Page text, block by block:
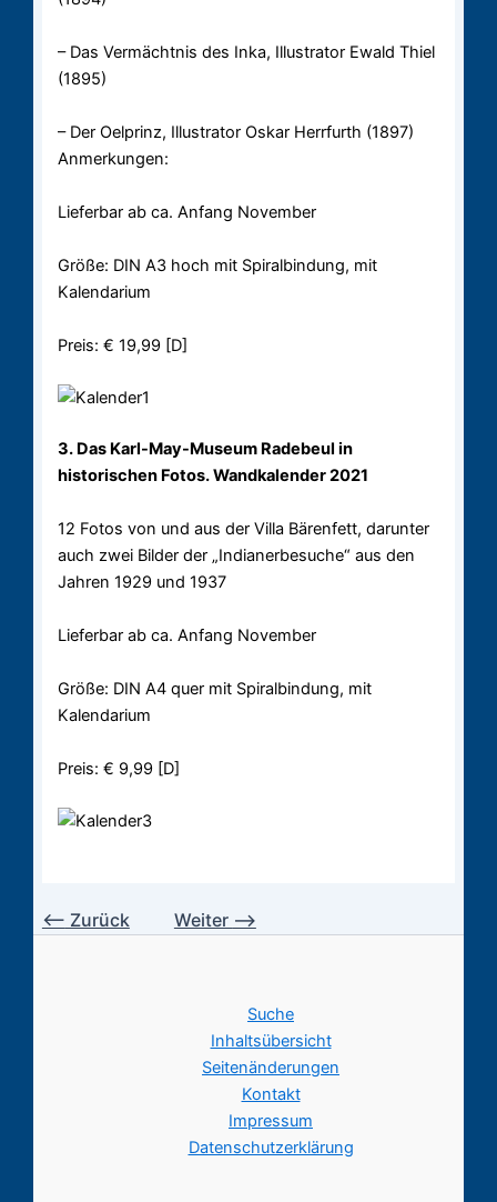
– Das Vermächtnis des Inka, Illustrator Ewald Thiel
(1895)
– Der Oelprinz, Illustrator Oskar Herrfurth (1897)
Anmerkungen:
Lieferbar ab ca. Anfang November
Größe: DIN A3 hoch mit Spiralbindung, mit
Kalendarium
Preis: € 19,99 [D]
3. Das Karl-May-Museum Radebeul in
historischen Fotos. Wandkalender 2021
12 Fotos von und aus der Villa Bärenfett, darunter
auch zwei Bilder der „Indianerbesuche“ aus den
Jahren 1929 und 1937
Lieferbar ab ca. Anfang November
Größe: DIN A4 quer mit Spiralbindung, mit
Kalendarium
Preis: € 9,99 [D]
⟵ Zurück Weiter ⟶
Suche
Inhaltsübersicht
Seitenänderungen
Kontakt
Impressum
Datenschutzerklärung